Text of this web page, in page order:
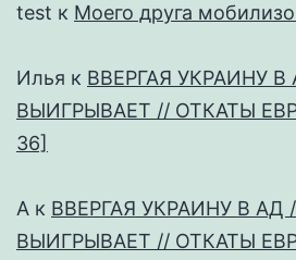
test к Моего друга
Илья к ВВЕРГАЯ УКРАИНУ
ВЫИГРЫВАЕТ // ОТКАТЫ
36]
А к ВВЕРГАЯ УКРАИНУ В
ВЫИГРЫВАЕТ // ОТКАТЫ